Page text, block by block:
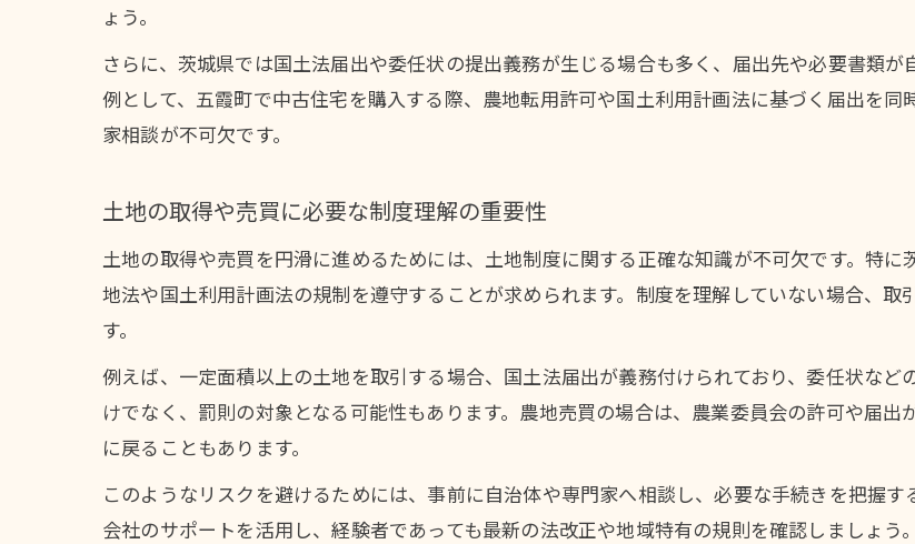
土地取引に役立つ委任状や書類作成法
土地取引で必要な委任状の正しい書き
土地取引手続きを円滑に進める書類作
実践で役立つ土地制度情報を本記事で整理
茨城県 土地取引に役立つ最新の制度情
五霞町や周辺で使える土地制度の知識
制度比較から選ぶ土地取引の最適な進
ょう。
さらに、茨城県では国土法届出や委任状の提出義務が生じる場合も多く、届出先や必要書類
例として、五霞町で中古住宅を購入する際、農地転用許可や国土利用計画法に基づく届出を
家相談が不可欠です。
土地の取得や売買に必要な制度理解の重要性
土地の取得や売買を円滑に進めるためには、土地制度に関する正確な知識が不可欠です。特
地法や国土利用計画法の規制を遵守することが求められます。制度を理解していない場合、
す。
例えば、一定面積以上の土地を取引する場合、国土法届出が義務付けられており、委任状な
けでなく、罰則の対象となる可能性もあります。農地売買の場合は、農業委員会の許可や届
に戻ることもあります。
このようなリスクを避けるためには、事前に自治体や専門家へ相談し、必要な手続きを把握
会社のサポートを活用し、経験者であっても最新の法改正や地域特有の規則を確認しましょ